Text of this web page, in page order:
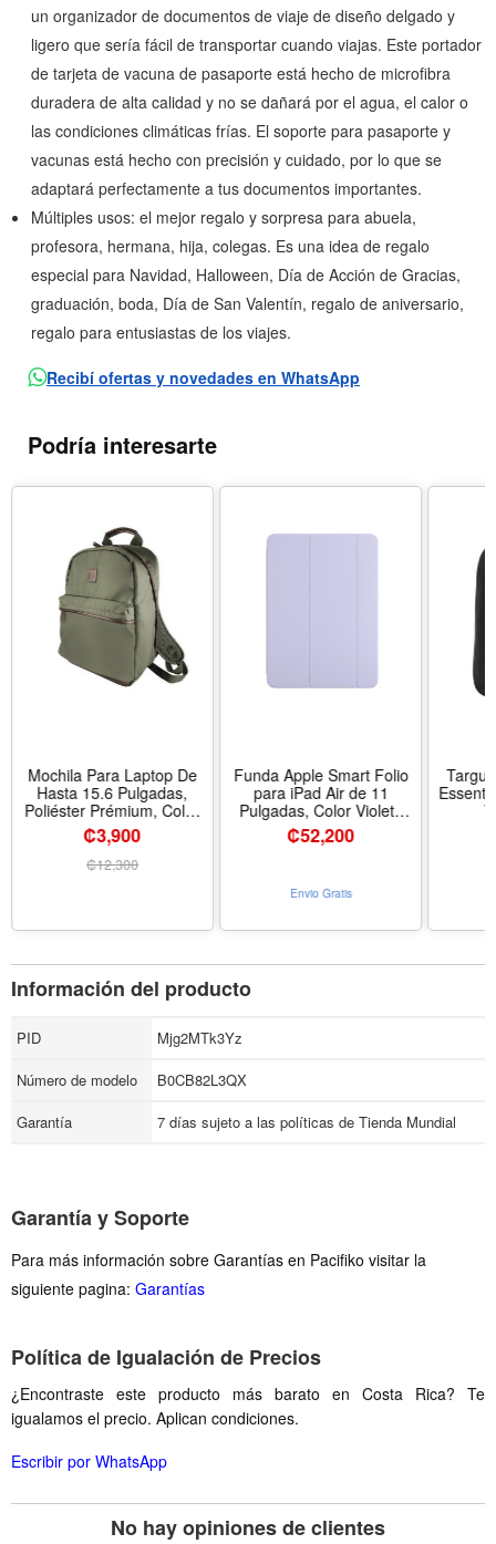
un organizador de documentos de viaje de diseño delgado y
ligero que sería fácil de transportar cuando viajas. Este portador
de tarjeta de vacuna de pasaporte está hecho de microfibra
duradera de alta calidad y no se dañará por el agua, el calor o
las condiciones climáticas frías. El soporte para pasaporte y
vacunas está hecho con precisión y cuidado, por lo que se
adaptará perfectamente a tus documentos importantes.
Múltiples usos: el mejor regalo y sorpresa para abuela,
profesora, hermana, hija, colegas. Es una idea de regalo
especial para Navidad, Halloween, Día de Acción de Gracias,
graduación, boda, Día de San Valentín, regalo de aniversario,
regalo para entusiastas de los viajes.
Recibí ofertas y novedades en WhatsApp
Podría interesarte
Mochila Para Laptop De
Hasta 15.6 Pulgadas,
Poliéster Prémium, Color
Verde, Berna Klip Xtreme
₡3,900
₡12,300
Funda Apple Smart Folio
para iPad Air de 11
Pulgadas, Color Violeta
Claro
₡52,200
Envio Gratis
Información del producto
PID
Mjg2MTk3Yz
Número de modelo
B0CB82L3QX
Garantía
7 días sujeto a las políticas de Tienda Mundial
Garantía y Soporte
Para más información sobre Garantías en Pacifiko visitar la
siguiente pagina: Garantías
Política de Igualación de Precios
¿Encontraste este producto más barato en Costa Rica? Te
igualamos el precio. Aplican condiciones.
Escribir por WhatsApp
No hay opiniones de clientes